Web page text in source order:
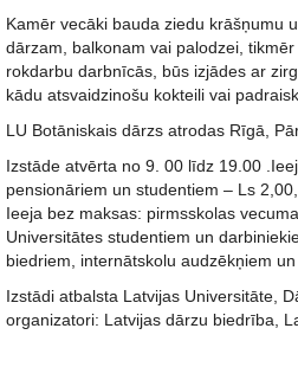
Kamēr vecāki bauda ziedu krāšņumu
dārzam, balkonam vai palodzei,
rokdarbu darbnīcās, būs izjādes ar
kādu atsvaidzinošu kokteili vai
LU Botāniskais dārzs atrodas Rīgā,
Izstāde atvērta no 9. 00 līdz 19.00
pensionāriem un studentiem – Ls
Ieeja bez maksas: pirmsskolas
Universitātes studentiem un
biedriem, internātskolu audzēkņiem
Izstādi atbalsta Latvijas Universitāte,
organizatori: Latvijas dārzu biedrība,